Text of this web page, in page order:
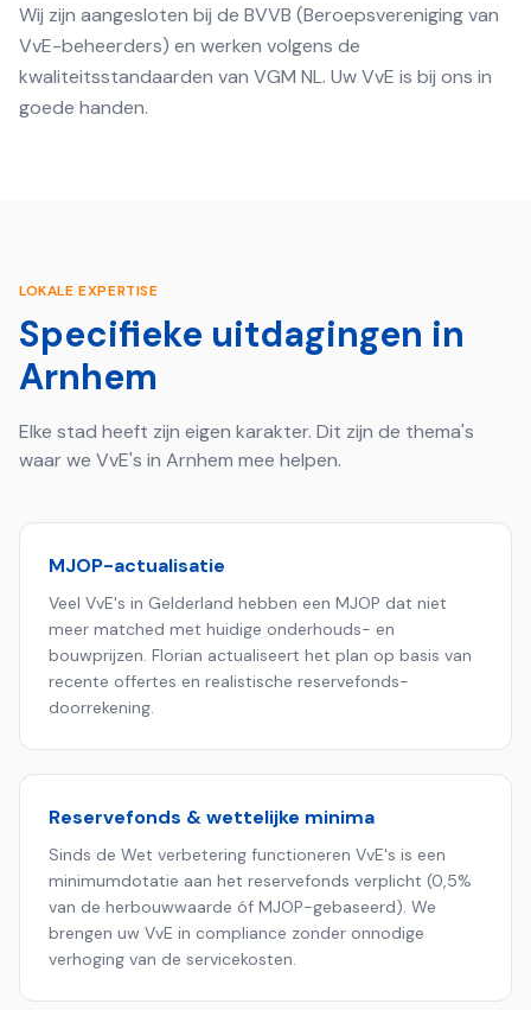
Wij zijn aangesloten bij de BVVB (Beroepsvereniging van
VvE-beheerders) en werken volgens de
kwaliteitsstandaarden van VGM NL. Uw VvE is bij ons in
goede handen.
LOKALE EXPERTISE
Specifieke uitdagingen in
Arnhem
Elke stad heeft zijn eigen karakter. Dit zijn de thema's
waar we VvE's in Arnhem mee helpen.
MJOP-actualisatie
Veel VvE's in Gelderland hebben een MJOP dat niet
meer matched met huidige onderhouds- en
bouwprijzen. Florian actualiseert het plan op basis van
recente offertes en realistische reservefonds-
doorrekening.
Reservefonds & wettelijke minima
Sinds de Wet verbetering functioneren VvE's is een
minimumdotatie aan het reservefonds verplicht (0,5%
van de herbouwwaarde óf MJOP-gebaseerd). We
brengen uw VvE in compliance zonder onnodige
verhoging van de servicekosten.